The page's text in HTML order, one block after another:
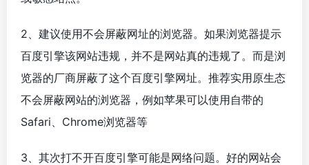
2、建议使用不会屏蔽网址的浏览器。如果浏览器提示
百度引擎该网站违规，并不是网站真的违规了。而是浏
览器的厂商屏蔽了这个百度引擎网址。推荐实用原生态
不会屏蔽网站的浏览器，例如苹果可以使用自带的
Safari、Chrome浏览器等
3、其次打不开百度引擎可能是网络问题。好的网站会